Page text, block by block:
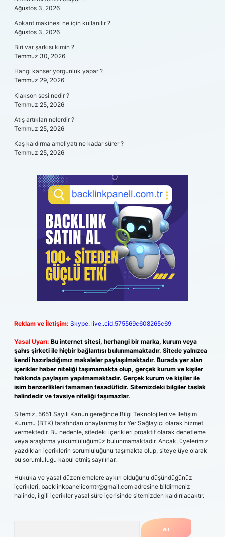
Ağustos 3, 2026
Abkant makinesi ne için kullanılır ?
Ağustos 3, 2026
Biri var şarkısı kimin ?
Temmuz 30, 2026
Hangi kanser yorgunluk yapar ?
Temmuz 29, 2026
Klakson sesi nedir ?
Temmuz 25, 2026
Atış artıkları nelerdir ?
Temmuz 25, 2026
Kaş kaldırma ameliyatı ne kadar sürer ?
Temmuz 25, 2026
Reklam ve İletişim: Skype: live:.cid.575569c608265c69
Yasal Uyarı: Bu internet sitesi, herhangi bir marka, kurum veya
şahıs şirketi ile hiçbir bağlantısı bulunmamaktadır. Sitede yalnızca
kendi hazırladığımız makaleler paylaşılmaktadır. Burada yer alan
içerikler haber niteliği taşımamakta olup, gerçek kurum ve kişiler
hakkında paylaşım yapılmamaktadır. Gerçek kurum ve kişiler ile
isim benzerlikleri tamamen tesadüfidir. Sitemizdeki bilgiler taslak
halindedir ve tavsiye niteliği taşımazlar.
Sitemiz, 5651 Sayılı Kanun gereğince Bilgi Teknolojileri ve İletişim
Kurumu (BTK) tarafından onaylanmış bir Yer Sağlayıcı olarak hizmet
vermektedir. Bu nedenle, sitedeki içerikleri proaktif olarak denetleme
veya araştırma yükümlülüğümüz bulunmamaktadır. Ancak, üyelerimiz
yazdıkları içeriklerin sorumluluğunu taşımakta olup, siteye üye olarak
bu sorumluluğu kabul etmiş sayılırlar.
Hukuka ve yasal düzenlemelere aykırı olduğunu düşündüğünüz
içerikleri, backlinkpanelicomtr@gmail.com adresine bildirmeniz
halinde, ilgili içerikler yasal süre içerisinde sitemizden kaldırılacaktır.